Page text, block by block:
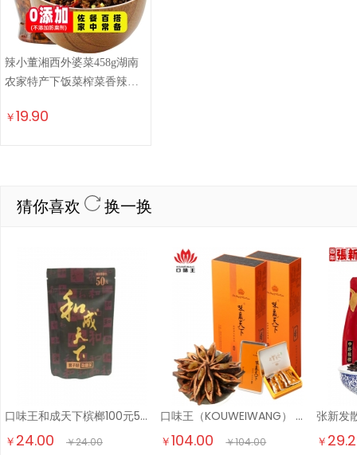
辣小董湘西外婆菜458g湖南
农家特产下饭菜榨菜香辣酱
￥19.90
猜你喜欢 换一换
口味王和成天下槟榔100元50元新果湖南批发30元和成裸 50元裸包*1
￥ 24.00 ￥24.00
口味王（KOUWEIWANG） 和成天下红钻绿钻黑钻红铁橙铁味赢天下金风玉露 30g5袋金风玉露
￥104.00 ￥104.00 ￥